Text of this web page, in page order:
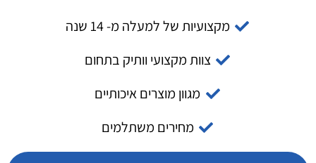
מקצועיות של למעלה מ- 14 שנה
צוות מקצועי וותיק בתחום
מגוון מוצרים איכותיים
מחירים משתלמים